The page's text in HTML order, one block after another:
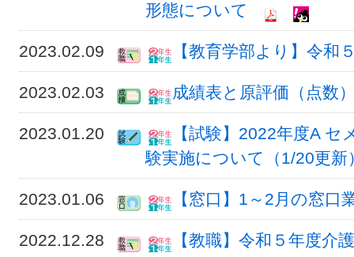
形態について
2023.02.09 【教育学部より】令和
2023.02.03 成績表と原評価（点数
2023.01.20
【試験】2022年度A
験実施について（1/20更新
2023.01.06 【窓口】1～2月の窓口
2022.12.28 【教職】令和５年度介